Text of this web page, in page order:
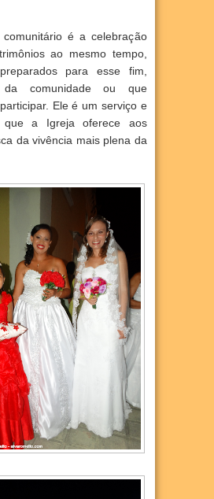
é a celebração
ao mesmo tempo,
para esse fim,
da comunidade ou que
Ele é um serviço e
que a Igreja oferece aos
da vivência mais plena da